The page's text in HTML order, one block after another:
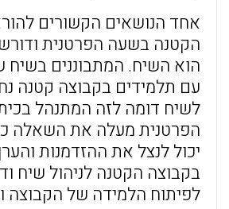
אחד הנושאים הקשורים
הקטנה בשעה הפרטנית
הוא השיח. המתבוננים בשיח
עם תלמידים בקבוצה קטנה
לשיח דומה לזה המתנהל
הפרטנית מעלה את השאלה
יכול לנצל את ההזדמנות
בקבוצה הקטנה לניהול שיח
לפיתוח הלמידה של הקבוצה